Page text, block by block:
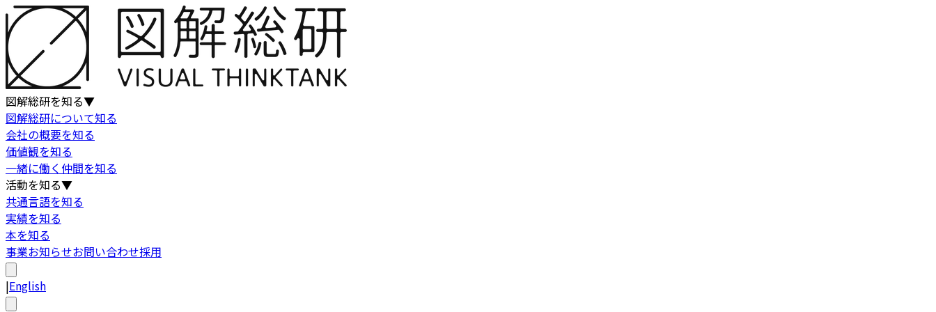
図解総研を知る▼
図解総研について知る
会社の概要を知る
価値観を知る
一緒に働く仲間を知る
活動を知る▼
共通言語を知る
実績を知る
本を知る
事業お知らせお問い合わせ採用
|English